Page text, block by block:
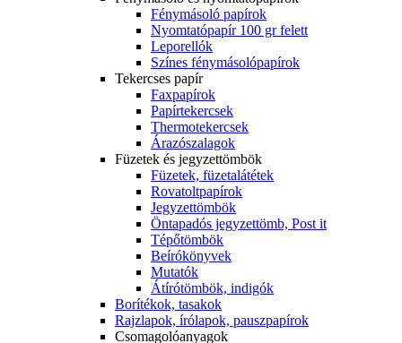
Fénymásoló papírok
Nyomtatópapír 100 gr felett
Leporellók
Színes fénymásolópapírok
Tekercses papír
Faxpapírok
Papírtekercsek
Thermotekercsek
Árazószalagok
Füzetek és jegyzettömbök
Füzetek, füzetalátétek
Rovatoltpapírok
Jegyzettömbök
Öntapadós jegyzettömb, Post it
Tépőtömbök
Beírókönyvek
Mutatók
Átírótömbök, indigók
Borítékok, tasakok
Rajzlapok, írólapok, pauszpapírok
Csomagolóanyagok